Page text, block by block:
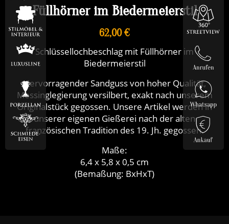
Füllhörner im Biedermeierstil
62,00 €
Schlüssellochbeschlag mit Füllhörner im
Biedermeierstil
Hervorragender Sandguss von hoher Qualität,
Messinglegierung versilbert, exakt nach unserem
Originalstück gegossen. Unsere Artikel werden in
unserer eigenen Gießerei nach der alten
französischen Tradition des 19. Jh. gegossen.
Maße:
6,4 x 5,8 x 0,5 cm
(Bemaßung: BxHxT)